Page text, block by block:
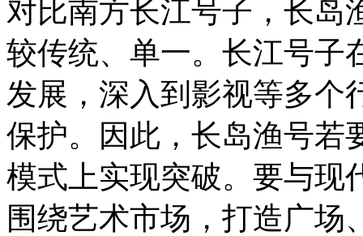
对比南方长江号子，长岛
较传统、单一。长江号子
发展，深入到影视等多个
保护。因此，长岛渔号若
模式上实现突破。要与现
围绕艺术市场，打造广场